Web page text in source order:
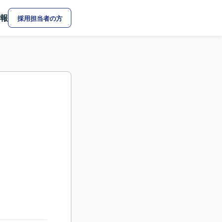
採用担当者の方